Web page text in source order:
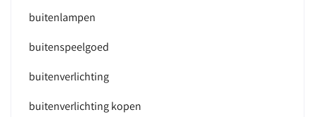
buitenlampen
buitenspeelgoed
buitenverlichting
buitenverlichting kopen